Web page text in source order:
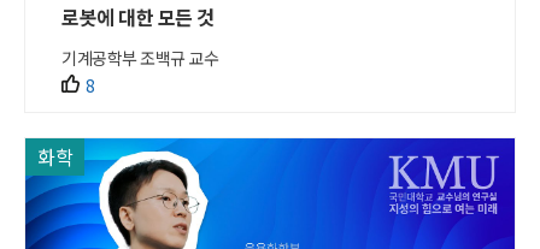
로봇에 대한 모든 것
기계공학부 조백규 교수
8
화학